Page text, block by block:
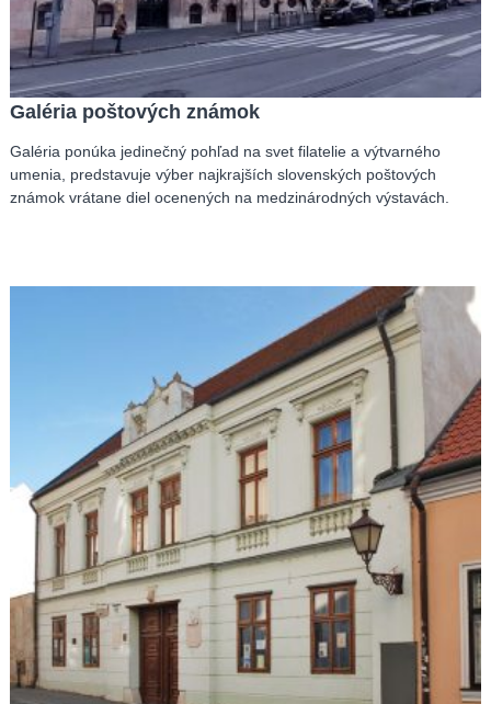
Galéria poštových známok
Galéria ponúka jedinečný pohľad na svet filatelie a výtvarného
umenia, predstavuje výber najkrajších slovenských poštových
známok vrátane diel ocenených na medzinárodných výstavách.